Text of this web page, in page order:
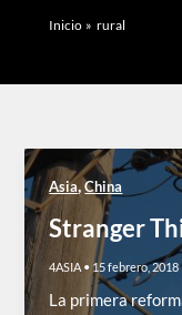
Inicio rural
Asia,China
Stranger
4ASIA • 15 febrero, 2018
La primera